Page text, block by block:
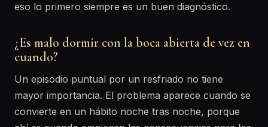
eso lo primero siempre es un buen diagnóstico.
¿Es malo dormir con la boca abierta de vez en
cuando?
Un episodio puntual por un resfriado no tiene
mayor importancia. El problema aparece cuando se
convierte en un hábito noche tras noche, porque